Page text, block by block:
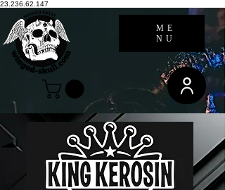
23.236.62.147
ME
NU